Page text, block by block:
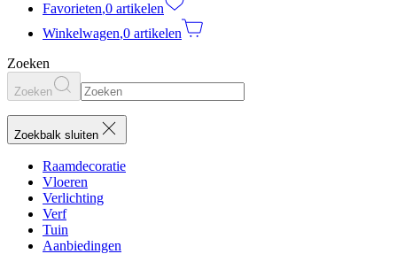
Favorieten,0 artikelen
Winkelwagen,0 artikelen
Zoeken
Zoeken
Zoekbalk sluiten
Raamdecoratie
Vloeren
Verlichting
Verf
Tuin
Aanbiedingen